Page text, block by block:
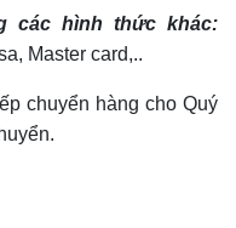
các hình thức khác:
Master card,..
chuyển hàng cho Quý